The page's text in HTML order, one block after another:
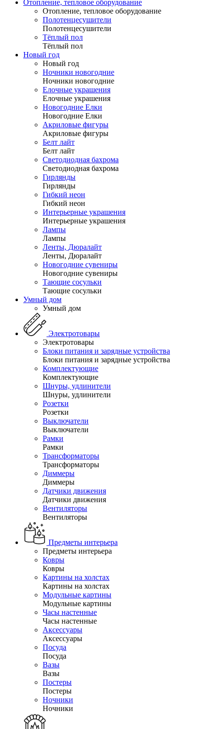
Отопление, тепловое оборудование
Отопление, тепловое оборудование
Полотенцесушители
Полотенцесушители
Тёплый пол
Тёплый пол
Новый год
Новый год
Ночники новогодние
Ночники новогодние
Елочные украшения
Елочные украшения
Новогодние Елки
Новогодние Елки
Акриловые фигуры
Акриловые фигуры
Белт лайт
Белт лайт
Светодиодная бахрома
Светодиодная бахрома
Гирлянды
Гирлянды
Гибкий неон
Гибкий неон
Интерьерные украшения
Интерьерные украшения
Лампы
Лампы
Ленты, Дюралайт
Ленты, Дюралайт
Новогодние сувениры
Новогодние сувениры
Тающие сосульки
Тающие сосульки
Умный дом
Умный дом
Электротовары
Электротовары
Блоки питания и зарядные устройства
Блоки питания и зарядные устройства
Комплектующие
Комплектующие
Шнуры, удлинители
Шнуры, удлинители
Розетки
Розетки
Выключатели
Выключатели
Рамки
Рамки
Трансформаторы
Трансформаторы
Диммеры
Диммеры
Датчики движения
Датчики движения
Вентиляторы
Вентиляторы
Предметы интерьера
Предметы интерьера
Ковры
Ковры
Картины на холстах
Картины на холстах
Модульные картины
Модульные картины
Часы настенные
Часы настенные
Аксессуары
Аксессуары
Посуда
Посуда
Вазы
Вазы
Постеры
Постеры
Ночники
Ночники